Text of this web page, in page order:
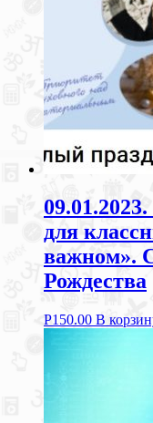
для
важном».
Рождества
Р150.00 В